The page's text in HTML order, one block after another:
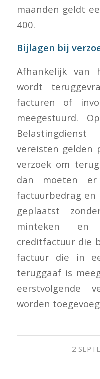
maanden geldt
400.
Bijlagen bij
Afhankelijk van
wordt
facturen of
meegestuurd.
vereisten gelden
verzoek om
dan moeten
factuurbedrag en
geplaatst
minteken
creditfactuur die
factuur die in
teruggaaf is
eerstvolgende
worden
2